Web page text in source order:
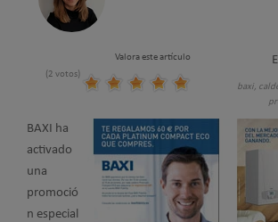
Valora este artículo
(2 votos)
baxi,
BAXI ha
activado
una
promoció
n especial